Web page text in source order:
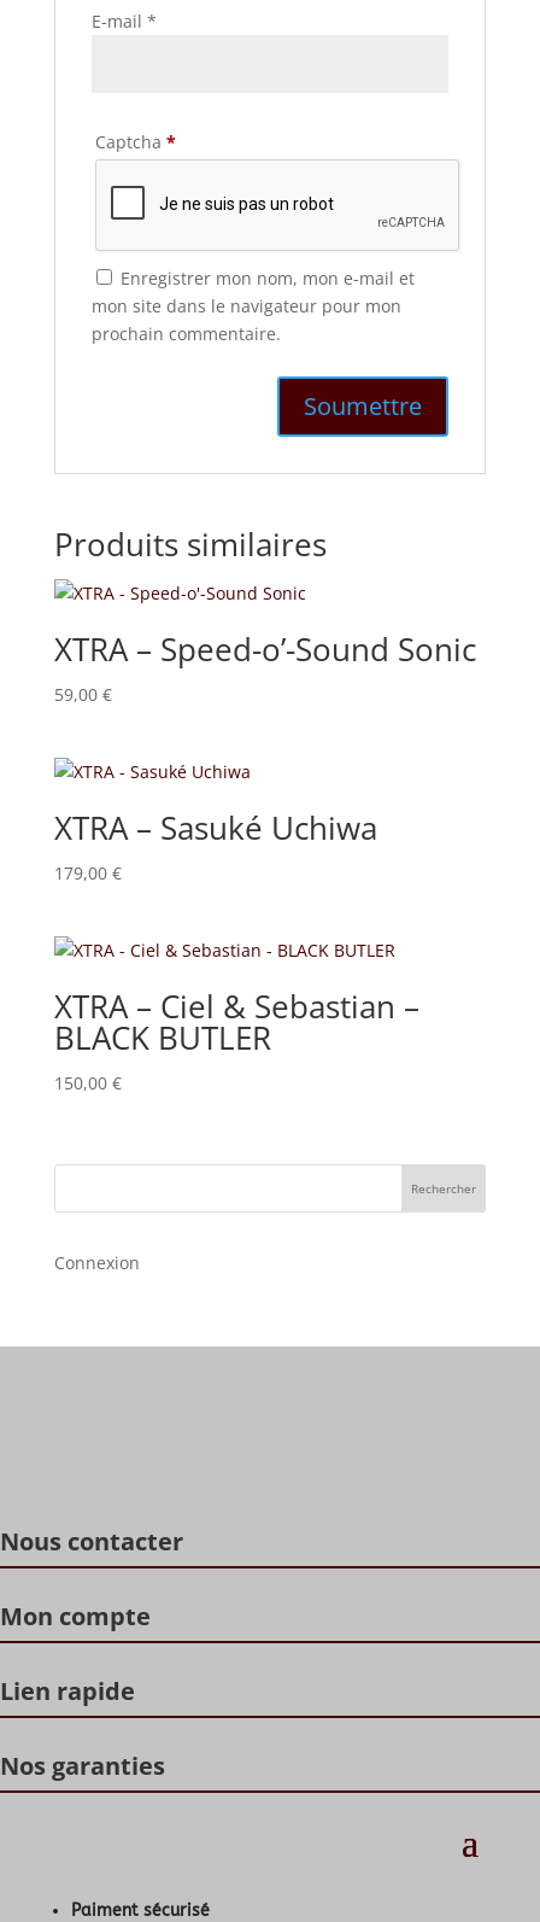
E-mail *
Captcha *
Enregistrer mon nom, mon e-mail et
mon site dans le navigateur pour mon
prochain commentaire.
Produits similaires
XTRA – Speed-o’-Sound Sonic
59,00 €
XTRA – Sasuké Uchiwa
179,00 €
XTRA – Ciel & Sebastian –
BLACK BUTLER
150,00 €
Rechercher
Connexion
Nous contacter
Mon compte
Lien rapide
Nos garanties
Paiment sécurisé